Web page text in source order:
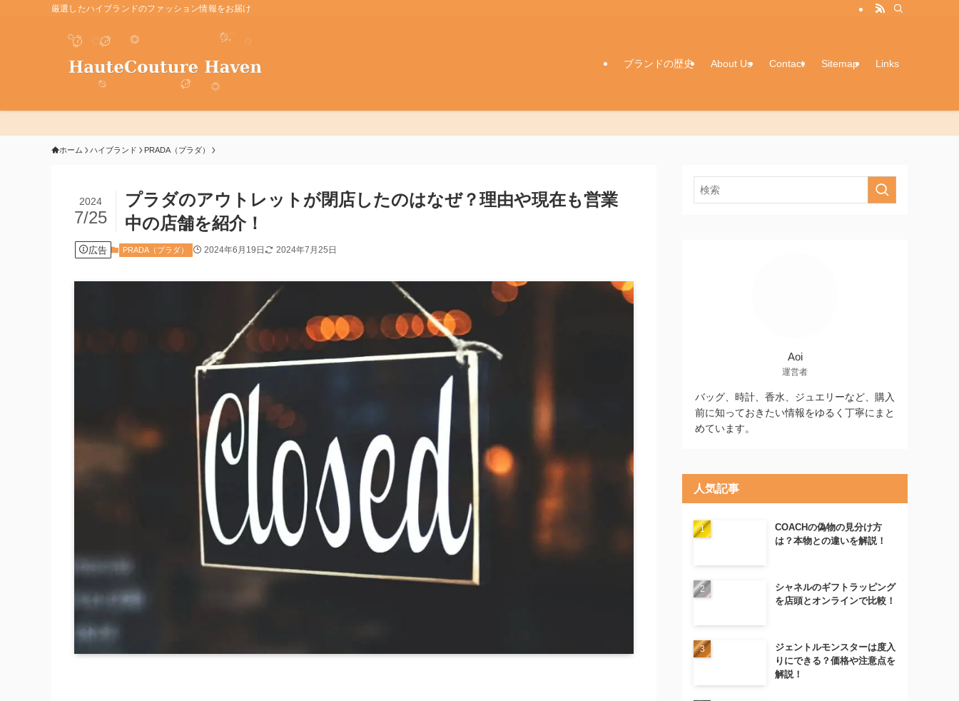
厳選したハイブランドのファッション情報をお届け
ブランドの歴史 About Us Contact Sitemap Links
ホーム ハイブランド PRADA（プラダ）
プラダのアウトレットが閉店したのはなぜ？理由や現在も営業
中の店舗を紹介！
2024
7/25
広告 PRADA（プラダ） 2024年6月19日 2024年7月25日
Aoi
運営者
バッグ、時計、香水、ジュエリーなど、購入
前に知っておきたい情報をゆるく丁寧にまと
めています。
人気記事
COACHの偽物の見分け方
は？本物との違いを解説！
シャネルのギフトラッピング
を店頭とオンラインで比較！
ジェントルモンスターは度入
りにできる？価格や注意点を
解説！